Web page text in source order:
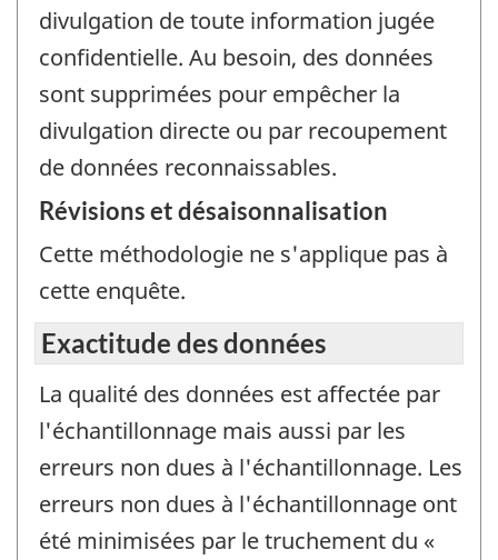
divulgation de toute information jugée
confidentielle. Au besoin, des données
sont supprimées pour empêcher la
divulgation directe ou par recoupement
de données reconnaissables.
Révisions et désaisonnalisation
Cette méthodologie ne s'applique pas à
cette enquête.
Exactitude des données
La qualité des données est affectée par
l'échantillonnage mais aussi par les
erreurs non dues à l'échantillonnage. Les
erreurs non dues à l'échantillonnage ont
été minimisées par le truchement du «